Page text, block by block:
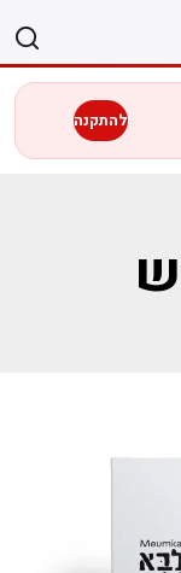
להתקנה